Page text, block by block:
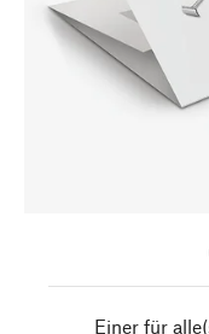
Einer für